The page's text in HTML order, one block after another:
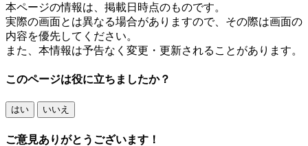
本ページの情報は、掲載日時点のものです。
実際の画面とは異なる場合がありますので、その際は画面の
内容を優先してください。
また、本情報は予告なく変更・更新されることがあります。
このページは役に立ちましたか？
はい いいえ
ご意見ありがとうございます！